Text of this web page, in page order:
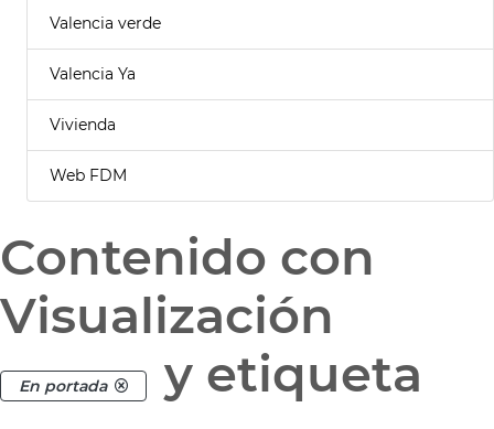
Valencia verde
Valencia Ya
Vivienda
Web FDM
Contenido con
Visualización
En portada
y etiqueta